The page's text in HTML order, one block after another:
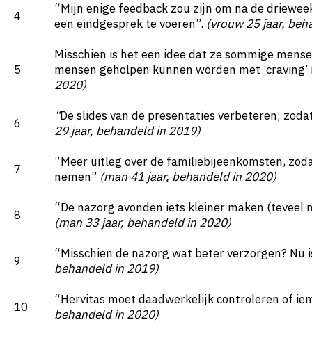
4
“Mijn enige feedback zou zijn om na de
een eindgesprek te voeren”. (vrouw 25 jaar,
5
Misschien is het een idee dat ze sommige
mensen geholpen kunnen worden met
2020)
6 “De slides van de presentaties verbeteren;
29 jaar, behandeld in 2019)
7
“Meer uitleg over de familiebijeenkomsten,
nemen” (man 41 jaar, behandeld in 2020)
8
“De nazorg avonden iets kleiner maken (teveel
(man 33 jaar, behandeld in 2020)
9
“Misschien de nazorg wat beter verzorgen?
behandeld in 2019)
10
“Hervitas moet daadwerkelijk controleren of
behandeld in 2020)